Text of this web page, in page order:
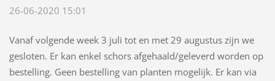
26-06-2020 15:01
Vanaf volgende week 3 juli tot en met 29 augustus zijn we
gesloten. Er kan enkel schors afgehaald/geleverd worden op
bestelling. Geen bestelling van planten mogelijk. Er kan via